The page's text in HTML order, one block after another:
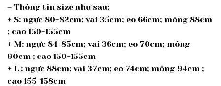
– Thông tin size như sau:
+ S: ngực 80-82cm; vai 35cm; eo 66cm; mông 88cm
; cao 150-155cm
+ M: ngực 84-85cm; vai 36cm; eo 70cm; mông
90cm ; cao 150-155cm
+ L : ngực 88cm; vai 37cm; eo 74cm; mông 94cm ;
cao 155-158cm